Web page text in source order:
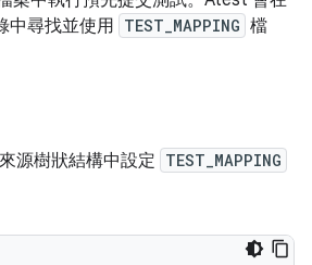
中尋找並使用 TEST_MAPPING 檔
源樹狀結構中設定 TEST_MAPPING